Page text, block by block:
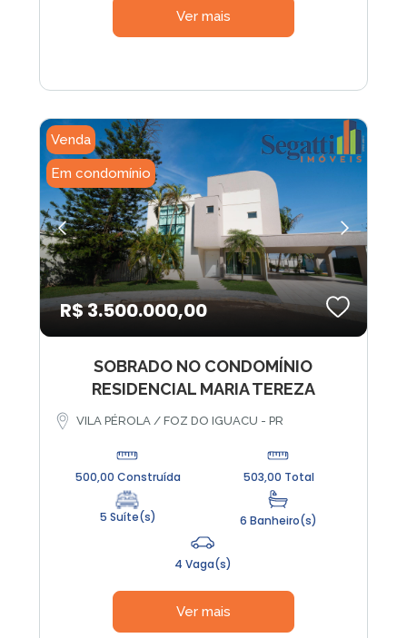
Ver mais
Venda
Em condomínio
R$ 3.500.000,00
SOBRADO NO CONDOMÍNIO
RESIDENCIAL MARIA TEREZA
VILA PÉROLA / FOZ DO IGUACU - PR
500,00 Construída 503,00 Total
5 Suíte(s) 6 Banheiro(s)
4 Vaga(s)
Ver mais